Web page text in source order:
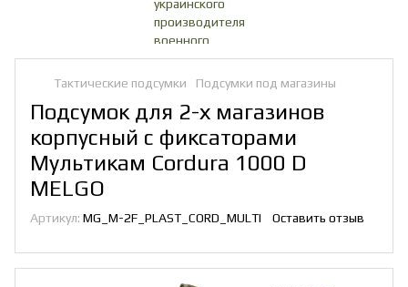
Тактические подсумки Подсумки под магазины
Подсумок для 2-х магазинов
корпусный с фиксаторами
Мультикам Cordura 1000 D
MELGO
Артикул: MG_M-2F_PLAST_CORD_MULTI Оставить отзыв